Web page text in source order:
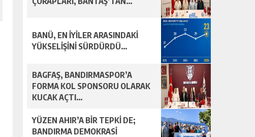
BANÜ, EN İYİLER ARASINDAKİ
YÜKSELİŞİNİ SÜRDÜRDÜ…
BAGFAŞ, BANDIRMASPOR’A
FORMA KOL SPONSORU OLARAK
KUCAK AÇTI…
YÜZEN AHIR’A BİR TEPKİ DE;
BANDIRMA DEMOKRASİ